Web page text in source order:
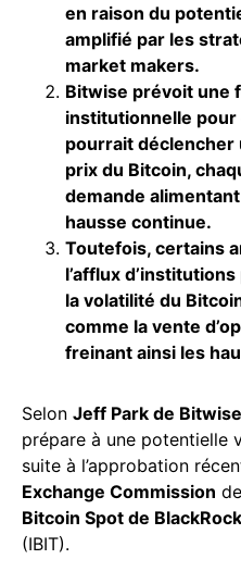
en raison du
amplifié par les
market makers.
Bitwise prévoit une
institutionnelle pour
pourrait déclencher
prix du Bitcoin,
demande
hausse continue.
Toutefois, certains
l’afflux
la volatilité du
comme la vente
freinant ainsi les
Selon Jeff Park de Bitwise
prépare à une potentielle
suite à l’approbation
Exchange Commission
Bitcoin Spot de BlackRock
(IBIT).